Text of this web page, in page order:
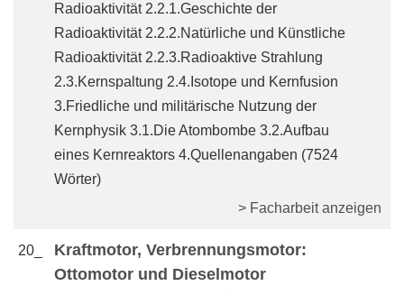
Radioaktivität 2.2.1.Geschichte der
Radioaktivität 2.2.2.Natürliche und Künstliche
Radioaktivität 2.2.3.Radioaktive Strahlung
2.3.Kernspaltung 2.4.Isotope und Kernfusion
3.Friedliche und militärische Nutzung der
Kernphysik 3.1.Die Atombombe 3.2.Aufbau
eines Kernreaktors 4.Quellenangaben (7524
Wörter)
> Facharbeit anzeigen
20_
Kraftmotor, Verbrennungsmotor:
Ottomotor und Dieselmotor